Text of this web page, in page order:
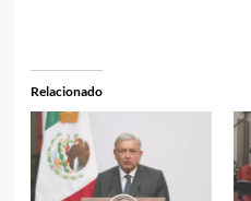
Relacionado